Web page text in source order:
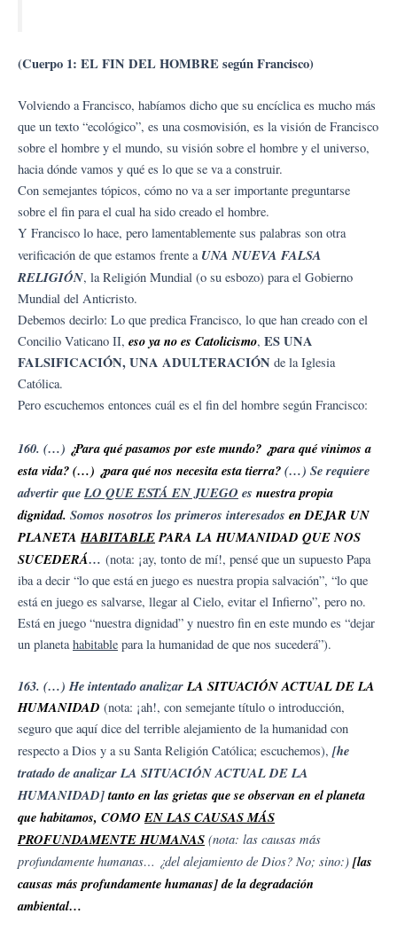
(Cuerpo 1: EL FIN DEL HOMBRE según Francisco)
Volviendo a Francisco, habíamos dicho que su encíclica es mucho más
que un texto “ecológico”, es una cosmovisión, es la visión de Francisco
sobre el hombre y el mundo, su visión sobre el hombre y el universo,
hacia dónde vamos y qué es lo que se va a construir.
Con semejantes tópicos, cómo no va a ser importante preguntarse
sobre el fin para el cual ha sido creado el hombre.
Y Francisco lo hace, pero lamentablemente sus palabras son otra
verificación de que estamos frente a UNA NUEVA FALSA
RELIGIÓN, la Religión Mundial (o su esbozo) para el Gobierno
Mundial del Anticristo.
Debemos decirlo: Lo que predica Francisco, lo que han creado con el
Concilio Vaticano II, eso ya no es Catolicismo, ES UNA
FALSIFICACIÓN, UNA ADULTERACIÓN de la Iglesia
Católica.
Pero escuchemos entonces cuál es el fin del hombre según Francisco:
160. (…) ¿Para qué pasamos por este mundo? ¿para qué vinimos a
esta vida? (…) ¿para qué nos necesita esta tierra?(…) Se requiere
advertir queLO QUE ESTÁ EN JUEGO es nuestra propia
dignidad. Somos nosotros los primeros interesados en DEJAR UN
PLANETAHABITABLEPARA LA HUMANIDAD QUE NOS
SUCEDERÁ… (nota: ¡ay, tonto de mí!, pensé que un supuesto Papa
iba a decir “lo que está en juego es nuestra propia salvación”, “lo que
está en juego es salvarse, llegar al Cielo, evitar el Infierno”, pero no.
Está en juego “nuestra dignidad” y nuestro fin en este mundo es “dejar
un planeta habitable para la humanidad de que nos sucederá”).
163. (…) He intentado analizarLA SITUACIÓN ACTUAL DE LA
HUMANIDAD (nota: ¡ah!, con semejante título o introducción,
seguro que aquí dice del terrible alejamiento de la humanidad con
respecto a Dios y a su Santa Religión Católica; escuchemos), [he
tratado de analizar LA SITUACIÓN ACTUAL DE LA
HUMANIDAD]tanto en las grietas que se observan en el planeta
que habitamos, COMOEN LAS CAUSAS MÁS
PROFUNDAMENTE HUMANAS (nota: las causas más
profundamente humanas… ¿del alejamiento de Dios? No; sino:) [las
causas más profundamente humanas] de la degradación
ambiental…